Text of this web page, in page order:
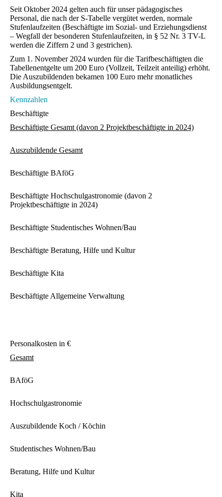
Seit Oktober 2024 gelten auch für unser pädagogisches
Personal, die nach der S-Tabelle vergütet werden, normale
Stufenlaufzeiten (Beschäftigte im Sozial- und Erziehungsdienst
– Wegfall der besonderen Stufenlaufzeiten, in § 52 Nr. 3 TV-L
werden die Ziffern 2 und 3 gestrichen).
Zum 1. November 2024 wurden für die Tarifbeschäftigten die
Tabellenentgelte um 200 Euro (Vollzeit, Teilzeit anteilig) erhöht.
Die Auszubildenden bekamen 100 Euro mehr monatliches
Ausbildungsentgelt.
Kennzahlen
Beschäftigte
Beschäftigte Gesamt (davon 2 Projektbeschäftigte in 2024)
Auszubildende Gesamt
Beschäftigte BAföG
Beschäftigte Hochschulgastronomie (davon 2
Projektbeschäftigte in 2024)
Beschäftigte Studentisches Wohnen/Bau
Beschäftigte Beratung, Hilfe und Kultur
Beschäftigte Kita
Beschäftigte Allgemeine Verwaltung
Personalkosten in €
Gesamt
BAföG
Hochschulgastronomie
Auszubildende Koch / Köchin
Studentisches Wohnen/Bau
Beratung, Hilfe und Kultur
Kita